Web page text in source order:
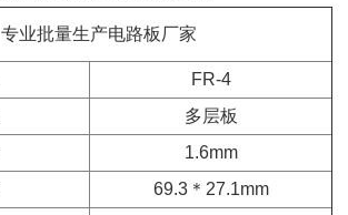
专业批量生产电路板厂家
FR-4
多层板
1.6mm
69.3＊ 27.1mm